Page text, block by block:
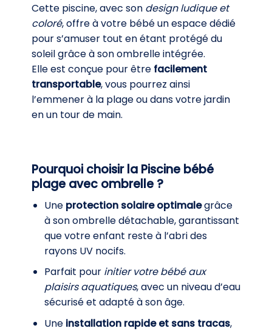
Cette piscine, avec son design ludique et
coloré, offre à votre bébé un espace dédié
pour s’amuser tout en étant protégé du
soleil grâce à son ombrelle intégrée.
Elle est conçue pour être facilement
transportable, vous pourrez ainsi
l’emmener à la plage ou dans votre jardin
en un tour de main.
Pourquoi choisir la Piscine bébé
plage avec ombrelle ?
Une protection solaire optimalegrâce
à son ombrelle détachable, garantissant
que votre enfant reste à l’abri des
rayons UV nocifs.
Parfait pour initier votre bébé aux
plaisirs aquatiques, avec un niveau d’eau
sécurisé et adapté à son âge.
Une installation rapide et sans tracas,